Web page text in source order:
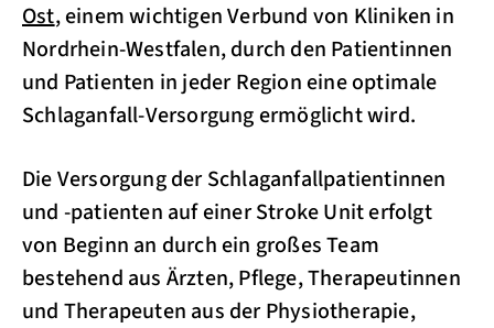
Ost, einem wichtigen Verbund von Kliniken in
Nordrhein-Westfalen, durch den Patientinnen
und Patienten in jeder Region eine optimale
Schlaganfall-Versorgung ermöglicht wird.
Die Versorgung der Schlaganfallpatientinnen
und -patienten auf einer Stroke Unit erfolgt
von Beginn an durch ein großes Team
bestehend aus Ärzten, Pflege, Therapeutinnen
und Therapeuten aus der Physiotherapie,